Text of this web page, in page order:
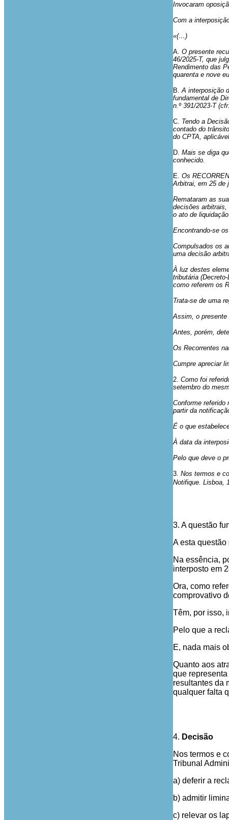
Invocaram
Com a
«(…)
A. O presente
46/2025-T, que
Rendimento das
quarenta e nove
B.A interposição
fundamental de
n.º 391/2023-T
C. Tendo a
contado do
do CPTA,
D. Mais se diga
conhecido.
E. Os
Arbitrai, em 25 de
Remataram as
decisões arbitrais,
o ato de
Encontrando-se
Compulsados os
uma decisão
À luz destes
tributária
como referem os
Trata-se de uma
Assim, o presente
Antes, porém,
Os Recorrentes
Cumpre apreciar
2. Como foi
setembro do
Conforme referido
partir da
É o que
À data da
Pelo que deve o
3. Nos termos e
Notifique. Lisboa,
3. A questão
A esta
Na essência,
interposto em
Ora, como
comprovativo
Têm, por isso,
Pelo que a
E, nada mais
Quanto aos
que
resultantes da
qualquer falta
4. Decisão
Nos termos e
Tribunal
a) deferir a
b) admitir
c) relevar os